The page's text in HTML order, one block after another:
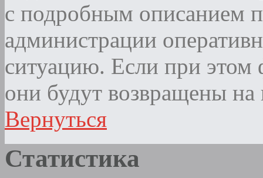
с подробным описанием
администрации
ситуацию. Если при этом
они будут возвращены на
Вернуться
Статистика